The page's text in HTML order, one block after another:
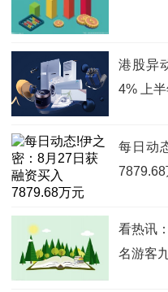
港股异
4% 上
每日动
7879.68
看热讯
名游客